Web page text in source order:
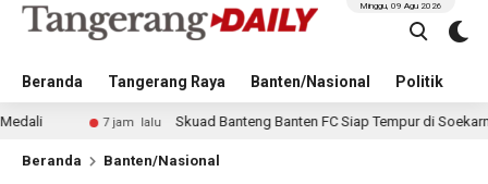
Beranda Tangerang Raya Banten/Nasional Politik
Minggu, 09 Agu 2026
7 jam lalu Skuad Banteng Banten FC Siap Tempur di Soekarno Cup
Beranda Banten/Nasional